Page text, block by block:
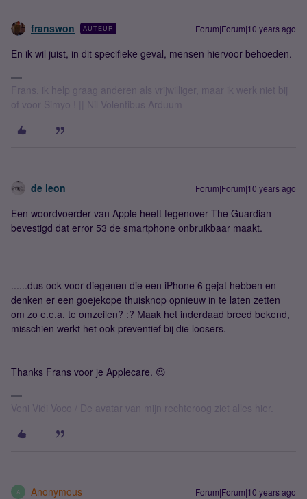
franswon AUTEUR Forum|Forum|10 years ago
En ik wil juist, in dit specifieke geval, mensen hiervoor behoeden.
Frans, ik help graag anderen als vrijwilliger, maar ik werk niet bij
of voor Simyo ! || Nil Volentibus Arduum
de leon Forum|Forum|10 years ago
Een woordvoerder van Apple heeft tegenover The Guardian
bevestigd dat error 53 de smartphone onbruikbaar maakt.
......dus ook voor diegenen die een iPhone 6 gejat hebben en
denken er een goejekope thuisknop opnieuw in te laten zetten
om zo e.e.a. te omzeilen? :? Maak het inderdaad breed bekend,
misschien werkt het ook preventief bij die loosers.
Thanks Frans voor je Applecare. 😉
Veni Vidi Voco / De avatar van mijn rechteroog ziet alles hier.
A Anonymous Forum|Forum|10 years ago